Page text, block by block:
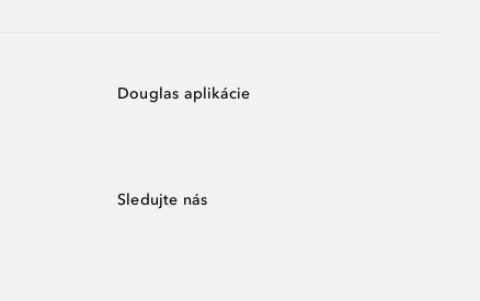
Douglas aplikácie
Sledujte nás